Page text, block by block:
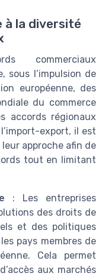
la diversité
commerciaux
sous l’impulsion de
européenne, des
du commerce
accords régionaux
export, il est
approche afin de
tout en limitant
: Les entreprises
des droits de
et des politiques
pays membres de
Cela permet
aux marchés